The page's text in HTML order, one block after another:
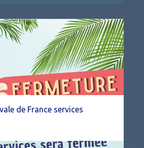
de France services